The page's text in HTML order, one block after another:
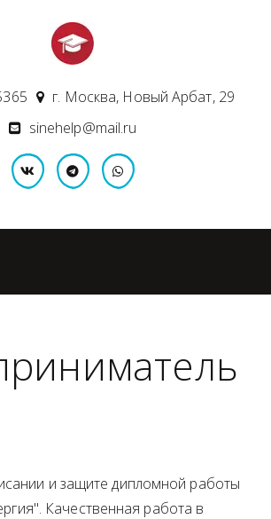
г. Москва, Новый Арбат, 29
sinehelp@mail.ru
и защите дипломной работы
Качественная работа в